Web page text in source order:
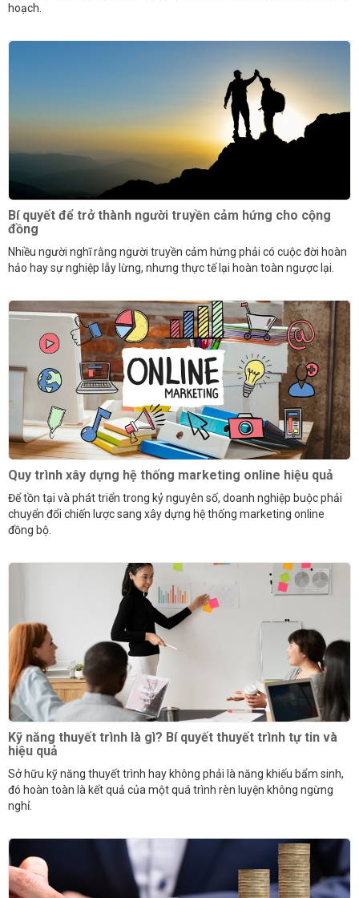
hoạch.
Bí quyết để trở thành người truyền cảm hứng cho cộng
đồng
Nhiều người nghĩ rằng người truyền cảm hứng phải có cuộc đời hoàn
hảo hay sự nghiệp lẫy lừng, nhưng thực tế lại hoàn toàn ngược lại.
Quy trình xây dựng hệ thống marketing online hiệu quả
Để tồn tại và phát triển trong kỷ nguyên số, doanh nghiệp buộc phải
chuyển đổi chiến lược sang xây dựng hệ thống marketing online
đồng bộ.
Kỹ năng thuyết trình là gì? Bí quyết thuyết trình tự tin và
hiệu quả
Sở hữu kỹ năng thuyết trình hay không phải là năng khiếu bẩm sinh,
đó hoàn toàn là kết quả của một quá trình rèn luyện không ngừng
nghỉ.